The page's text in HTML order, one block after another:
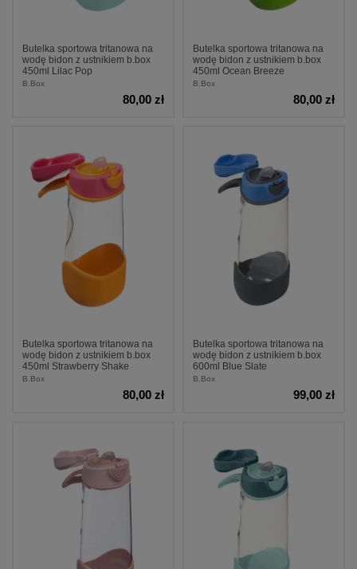
Butelka sportowa tritanowa na
wodę bidon z ustnikiem b.box
450ml Lilac Pop
B.Box
80,00 zł
Butelka sportowa tritanowa na
wodę bidon z ustnikiem b.box
450ml Ocean Breeze
B.Box
80,00 zł
Butelka sportowa tritanowa na
wodę bidon z ustnikiem b.box
450ml Strawberry Shake
B.Box
80,00 zł
Butelka sportowa tritanowa na
wodę bidon z ustnikiem b.box
600ml Blue Slate
B.Box
99,00 zł